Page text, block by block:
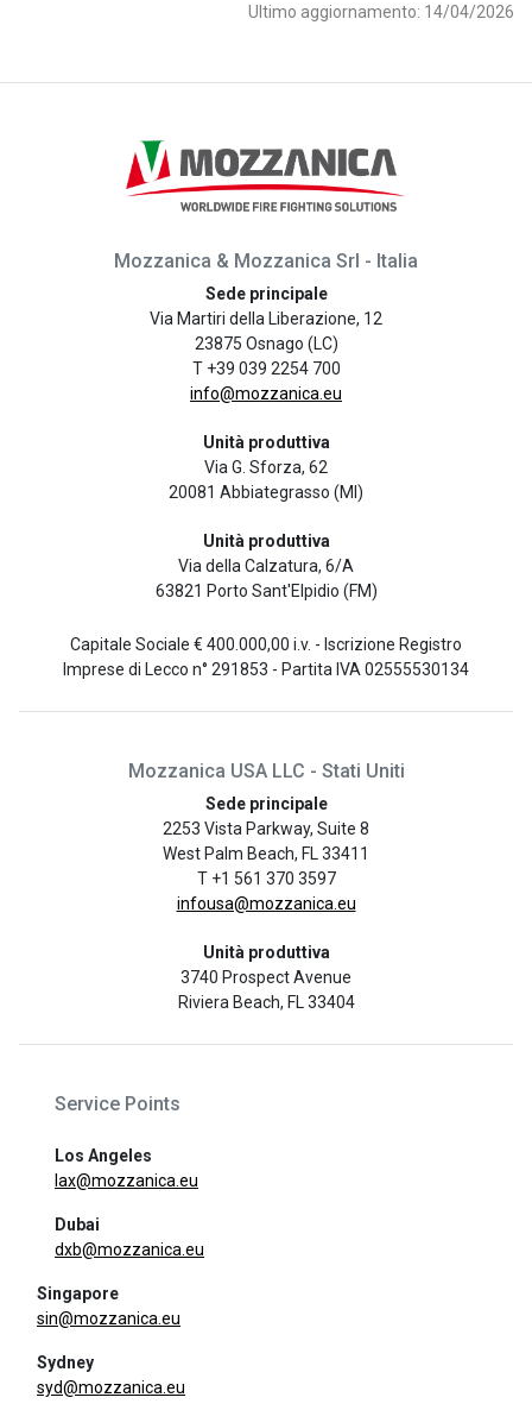
Ultimo aggiornamento: 14/04/2026
Mozzanica & Mozzanica Srl - Italia
Sede principale
Via Martiri della Liberazione, 12
23875 Osnago (LC)
T +39 039 2254 700
info@mozzanica.eu
Unità produttiva
Via G. Sforza, 62
20081 Abbiategrasso (MI)
Unità produttiva
Via della Calzatura, 6/A
63821 Porto Sant'Elpidio (FM)
Capitale Sociale € 400.000,00 i.v. - Iscrizione Registro
Imprese di Lecco n° 291853 - Partita IVA 02555530134
Mozzanica USA LLC - Stati Uniti
Sede principale
2253 Vista Parkway, Suite 8
West Palm Beach, FL 33411
T +1 561 370 3597
infousa@mozzanica.eu
Unità produttiva
3740 Prospect Avenue
Riviera Beach, FL 33404
Service Points
Los Angeles
lax@mozzanica.eu
Dubai
dxb@mozzanica.eu
Singapore
sin@mozzanica.eu
Sydney
syd@mozzanica.eu